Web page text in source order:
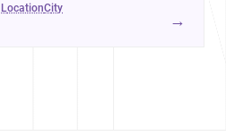
património arquitectónico e
location city
→